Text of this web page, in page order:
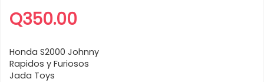
Q350.00
Honda S2000 Johnny
Rapidos y Furiosos
Jada Toys